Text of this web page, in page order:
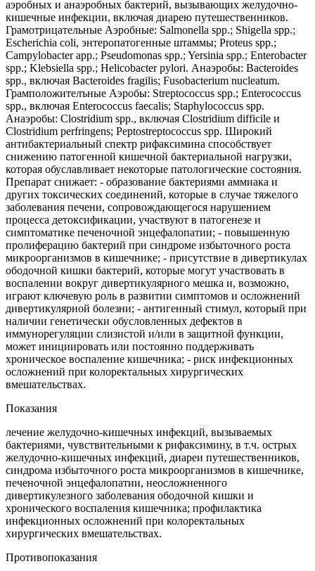
аэробных и анаэробных бактерий, вызывающих желудочно-
кишечные инфекции, включая диарею путешественников.
Грамотрицательные Аэробные: Salmonella spp.; Shigella spp.;
Escherichia coli, энтеропатогенные штаммы; Proteus spp.;
Campylobacter app.; Pseudomonas spp.; Yersinia spp.; Enterobacter
spp.; Klebsiella spp.; Helicobacter pylori. Анаэробы: Bacteroides
spp., включая Bacteroides fragilis; Fusobacterium nucleatum.
Грамположителъные Аэробы: Streptococcus spp.; Enterococcus
spp., включая Enterococcus faecalis; Staphylococcus spp.
Анаэробы: Clostridium spp., включая Clostridium difficile и
Clostridium perfringens; Peptostreptococcus spp. Широкий
антибактериальный спектр рифаксимина способствует
снижению патогенной кишечной бактериальной нагрузки,
которая обуславливает некоторые патологические состояния.
Препарат снижает: - образование бактериями аммиака и
других токсических соединений, которые в случае тяжелого
заболевания печени, сопровождающегося нарушением
процесса детоксификации, участвуют в патогенезе и
симптоматике печеночной энцефалопатии; - повышенную
пролиферацию бактерий при синдроме избыточного роста
микроорганизмов в кишечнике; - присутствие в дивертикулах
ободочной кишки бактерий, которые могут участвовать в
воспалении вокруг дивертикулярного мешка и, возможно,
играют ключевую роль в развитии симптомов и осложнений
дивертикулярной болезни; - антигенный стимул, который при
наличии генетически обусловленных дефектов в
иммунорегуляции слизистой и/или в защитной функции,
может инициировать или постоянно поддерживать
хроническое воспаление кишечника; - риск инфекционных
осложнений при колоректальных хирургических
вмешательствах.
Показания
лечение желудочно-кишечных инфекций, вызываемых
бактериями, чувствительными к рифаксимину, в т.ч. острых
желудочно-кишечных инфекций, диареи путешественников,
синдрома избыточного роста микроорганизмов в кишечнике,
печеночной энцефалопатии, неосложненного
дивертикулезного заболевания ободочной кишки и
хронического воспаления кишечника; профилактика
инфекционных осложнений при колоректальных
хирургических вмешательствах.
Противопоказания